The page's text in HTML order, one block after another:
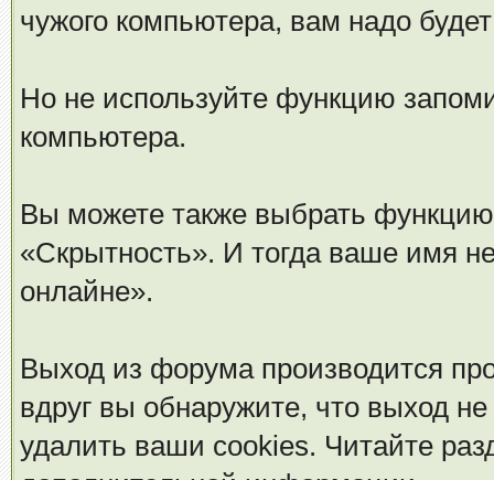
чужого компьютера, вам надо
Но не используйте функцию
компьютера.
Вы можете также выбрать функцию
«Скрытность». И тогда ваше имя
онлайне».
Выход из форума производится
вдруг вы обнаружите, что выход
удалить ваши cookies. Читайте